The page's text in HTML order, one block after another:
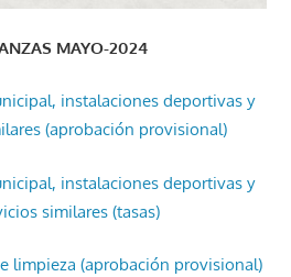
MAYO-2024
instalaciones deportivas y
(aprobación provisional)
instalaciones deportivas y
similares (tasas)
limpieza (aprobación provisional)